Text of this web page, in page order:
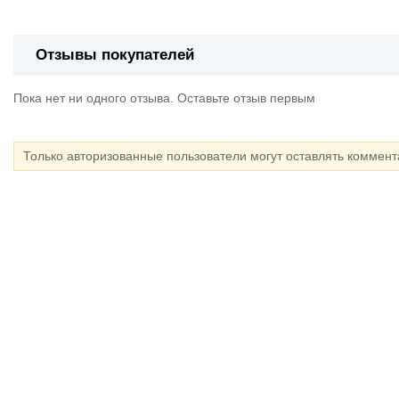
Отзывы покупателей
Пока нет ни одного отзыва. Оставьте отзыв первым
Только авторизованные пользователи могут оставлять